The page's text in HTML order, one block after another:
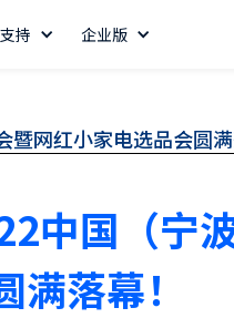
持 企业版
网红小家电选品会圆满
中国（宁
满落幕！